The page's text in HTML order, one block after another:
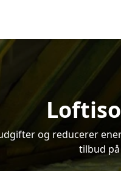
og reducerer
tilbud